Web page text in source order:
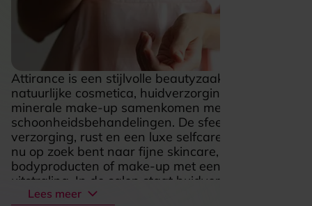
Attirance is een stijlvolle beautyzaak waar
natuurlijke cosmetica, huidverzorging, parfums en
minerale make-up samenkomen met persoonlijke
schoonheidsbehandelingen. De sfeer draait om
verzorging, rust en een luxe selfcaremoment, of je
nu op zoek bent naar fijne skincare, geurige
bodyproducten of make-up met een natuurlijke
uitstraling. In de salon staat huidverbetering en
ontspanning centraal, terwijl de collectie vol
Lees meer